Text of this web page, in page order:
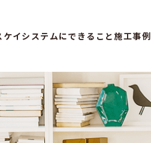
ケイシステムにできること施工事例